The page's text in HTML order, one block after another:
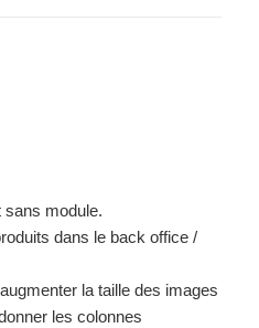
sans module.
dans le back office /
la taille des images
les colonnes